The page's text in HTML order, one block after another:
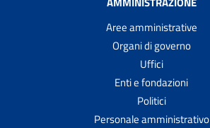
Aree amministrative
Organi di governo
Uffici
Enti e fondazioni
Politici
Personale amministrativo